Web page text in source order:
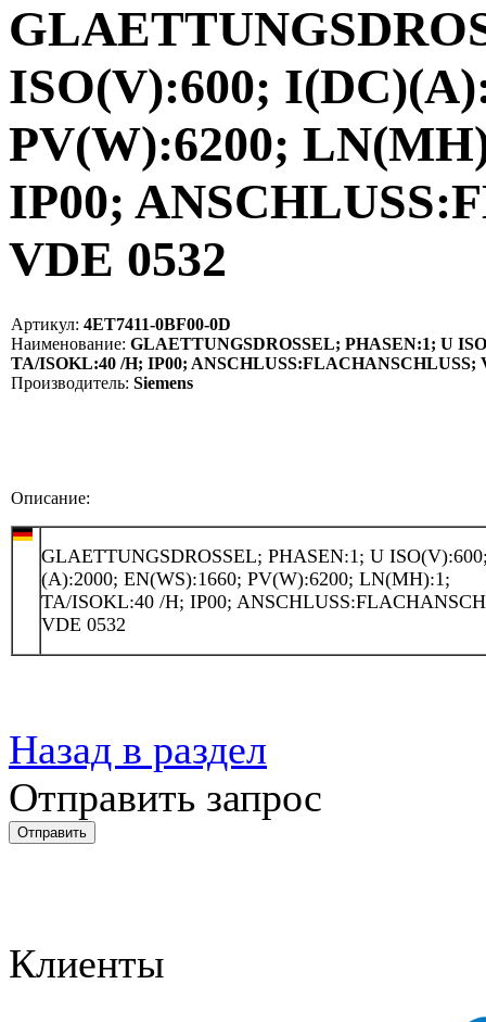
ISO(V):600;
PV(W):6200;
IP00;
VDE 0532
Артикул: 4ET7411-0BF00-0D
Наименование: GLAETTUNGSDROSSEL; PHASEN:1; U
TA/ISOKL:40 /H; IP00; ANSCHLUSS:FLACHANSCHLUSS;
Производитель: Siemens
Описание:
GLAETTUNGSDROSSEL; PHASEN:1; U
(A):2000; EN(WS):1660; PV(W):6200; LN(MH):1;
TA/ISOKL:40 /H; IP00;
VDE 0532
Назад в раздел
Отправить запрос
Клиенты